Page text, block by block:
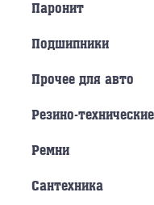
Паронит
Подшипники
Прочее для авто
Резино-
Ремни
Сантехника